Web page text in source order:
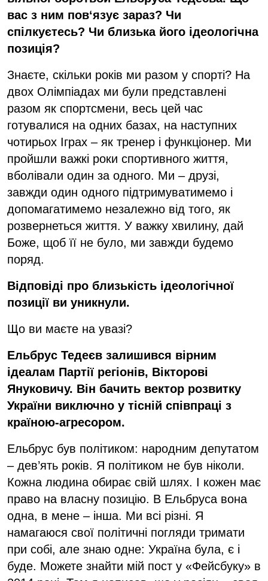
вас з ним пов‘язує зараз? Чи
спілкуєтесь? Чи близька його ідеологічна
позиція?
Знаєте, скільки років ми разом у спорті? На
двох Олімпіадах ми були представлені
разом як спортсмени, весь цей час
готувалися на одних базах, на наступних
чотирьох Іграх – як тренер і функціонер. Ми
пройшли важкі роки спортивного життя,
вболівали один за одного. Ми – друзі,
завжди один одного підтримуватимемо і
допомагатимемо незалежно від того, як
розвернеться життя. У важку хвилину, дай
Боже, щоб її не було, ми завжди будемо
поряд.
Відповіді про близькість ідеологічної
позиції ви уникнули.
Що ви маєте на увазі?
Ельбрус Тедеєв залишився вірним
ідеалам Партії регіонів, Вікторові
Януковичу. Він бачить вектор розвитку
України виключно у тісній співпраці з
країною-агресором.
Ельбрус був політиком: народним депутатом
– дев’ять років. Я політиком не був ніколи.
Кожна людина обирає свій шлях. І кожен має
право на власну позицію. В Ельбруса вона
одна, в мене – інша. Ми всі різні. Я
намагаюся свої політичні погляди тримати
при собі, але знаю одне: Україна була, є і
буде. Можете знайти мій пост у «Фейсбуку» в